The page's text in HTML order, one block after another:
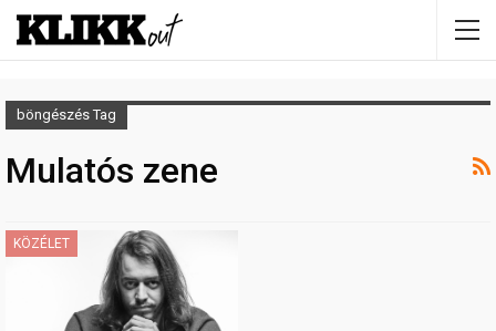
böngészés Tag
Mulatós zene
KÖZÉLET